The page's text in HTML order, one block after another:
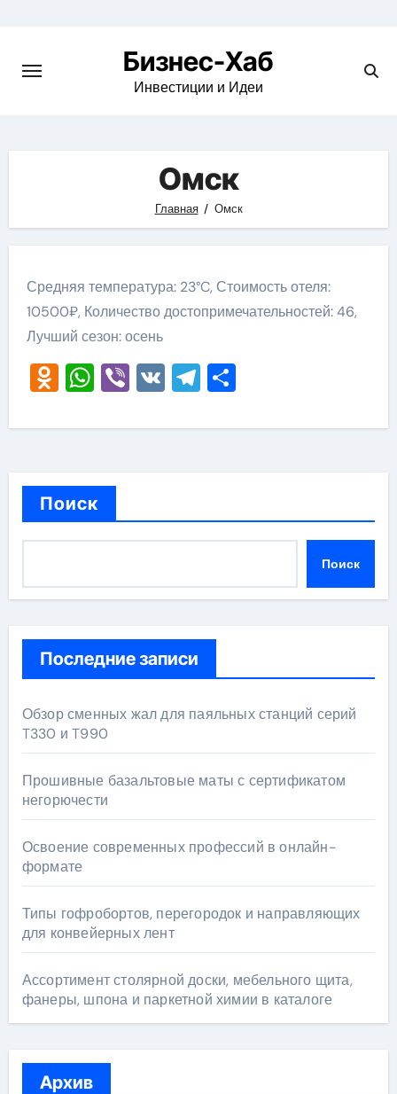
content
Бизнес-Хаб
Инвестиции и Идеи
Омск
Главная Омск
Средняя температура: 23°C, Стоимость отеля:
10500₽, Количество достопримечательностей: 46,
Лучший сезон: осень
Odnoklassniki
WhatsApp
Viber
VKTelegram
Отправить
Поиск
Поиск
Последние записи
Обзор сменных жал для паяльных станций серий
T330 и T990
Прошивные базальтовые маты с сертификатом
негорючести
Освоение современных профессий в онлайн-
формате
Типы гофробортов, перегородок и направляющих
для конвейерных лент
Ассортимент столярной доски, мебельного щита,
фанеры, шпона и паркетной химии в каталоге
Архив